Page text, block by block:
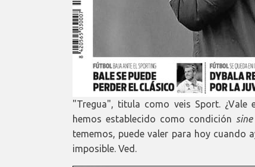
"Tregua", titula como veis Sport. ¿Vale
hemos establecido como condición
tememos, puede valer para hoy cuando
imposible. Ved.